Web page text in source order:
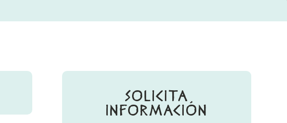
SOLICITA
INFORMACIÓN